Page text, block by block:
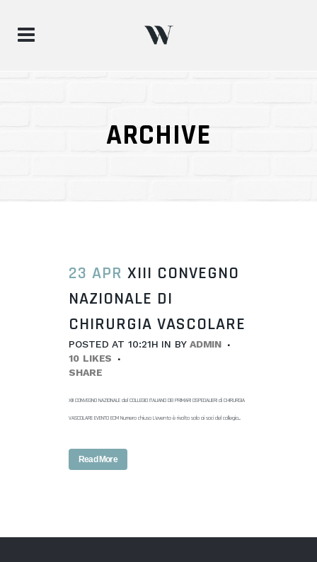
ARCHIVE
23 APR XIII CONVEGNO
NAZIONALE DI
CHIRURGIA VASCOLARE
POSTED AT 10:21H IN BY ADMIN
10 LIKES
SHARE
XIII CONVEGNO NAZIONALE del COLLEGIO ITALIANO DEI PRIMARI OSPEDALIERI di CHIRURGIA
VASCOLARE EVENTO ECM Numero chiuso L'evento è rivolto solo ai soci del collegio...
Read More